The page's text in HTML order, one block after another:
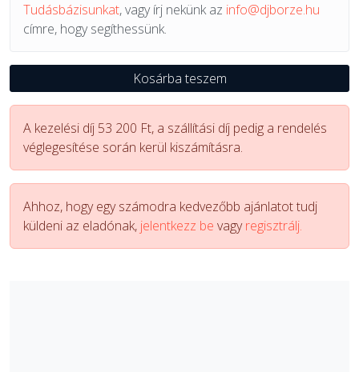
Tudásbázisunkat, vagy írj nekünk az info@djborze.hu
címre, hogy segíthessünk.
Kosárba teszem
A kezelési díj 53 200 Ft, a szállítási díj pedig a rendelés
véglegesítése során kerül kiszámításra.
Ahhoz, hogy egy számodra kedvezőbb ajánlatot tudj
küldeni az eladónak, jelentkezz be vagyregisztrálj.